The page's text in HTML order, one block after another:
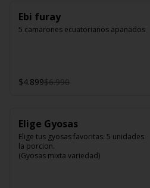
Ebi furay
5 camarones ecuatorianos apanados
$4.899$6.990
Elige Gyosas
Elige tus gyosas favoritas. 5 unidades
la porcion.
(Gyosas mixta variedad)